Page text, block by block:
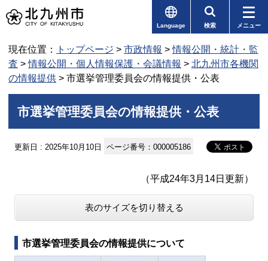
Language 検索 メニュー
現在位置： トップページ > 市政情報 >情報公開・統計・監
査 >情報公開・個人情報保護・会議情報 > 北九州市各機関
の情報提供 > 市選挙管理委員会の情報提供・公表
市選挙管理委員会の情報提供・公表
更新日 : 2025年10月10日 ページ番号：000005186
（平成24年3月14日更新）
表のサイズを切り替える
市選挙管理委員会の情報提供について